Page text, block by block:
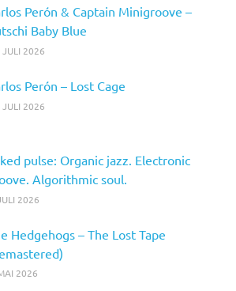
Perón & Captain Minigroove –
Baby Blue
JULI 2026
Perón – Lost Cage
JULI 2026
pulse: Organic jazz. Electronic
Algorithmic soul.
2026
Hedgehogs – The Lost Tape
2026